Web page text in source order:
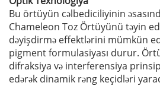
Bu örtüyün cəlbediciliyinin
Chameleon Toz Örtüyünü təyin
dəyişdirmə effektlərini mümkün
pigment formulasiyası durur.
difraksiya və interferensiya
edərək dinamik rəng keçidləri